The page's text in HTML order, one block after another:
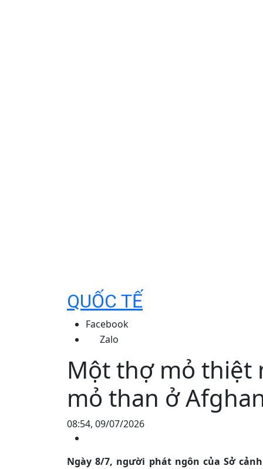
QUỐC TẾ
Facebook
Zalo
Một thợ mỏ thiệt
mỏ than ở
08:54, 09/07/2026
Ngày 8/7, người phát ngôn của Sở